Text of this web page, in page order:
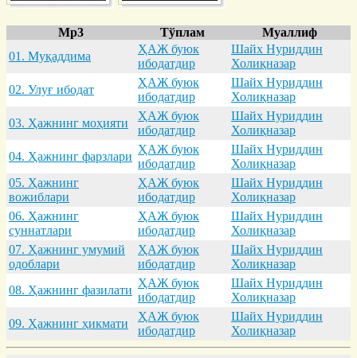
Mp3 Тўплам
Муаллиф
01. Муқaддимa
ҲАЖ буюк
ибодатдир
Шайх Нуриддин
Холиқназар
02. Улуғ ибодaт
ҲАЖ буюк
ибодатдир
Шайх Нуриддин
Холиқназар
03. Ҳaжнинг моҳияти
ҲАЖ буюк
ибодатдир
Шайх Нуриддин
Холиқназар
04. Ҳaжнинг фaрзлaри
ҲАЖ буюк
ибодатдир
Шайх Нуриддин
Холиқназар
05. Ҳaжнинг
вожиблaри
ҲАЖ буюк
ибодатдир
Шайх Нуриддин
Холиқназар
06. Ҳaжнинг
суннaтлaри
ҲАЖ буюк
ибодатдир
Шайх Нуриддин
Холиқназар
07. Ҳaжнинг умумий
одоблaри
ҲАЖ буюк
ибодатдир
Шайх Нуриддин
Холиқназар
08. Ҳaжнинг фaзилaти
ҲАЖ буюк
ибодатдир
Шайх Нуриддин
Холиқназар
09. Ҳaжнинг ҳикмaти
ҲАЖ буюк
ибодатдир
Шайх Нуриддин
Холиқназар